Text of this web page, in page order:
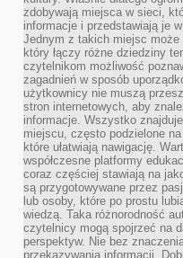
zdobywają miejsca w sieci,
informacje i przedstawiają je
Jednym z takich miejsc może
który łączy różne dziedziny
czytelnikom możliwość
zagadnień w sposób
użytkownicy nie muszą
stron internetowych, aby
informacje. Wszystko
miejscu, często podzielone
które ułatwiają nawigację.
współczesne platformy
coraz częściej stawiają na
są przygotowywane przez
lub osoby, które po prostu
wiedzą. Taka różnorodność
czytelnicy mogą spojrzeć na
perspektyw. Nie bez
przekazywania informacji.